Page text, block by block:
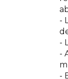
-
-
-
-